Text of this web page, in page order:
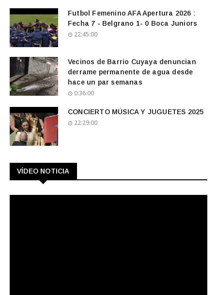
Futbol Femenino AFA Apertura 2026 :
Fecha 7 - Belgrano 1- 0 Boca Juniors
22:45:00
Vecinos de Barrio Cuyaya denuncian
derrame permanente de agua desde
hace un par semanas
0:36:00
CONCIERTO MÚSICA Y JUGUETES 2025
22:29:00
VÍDEO NOTICIA